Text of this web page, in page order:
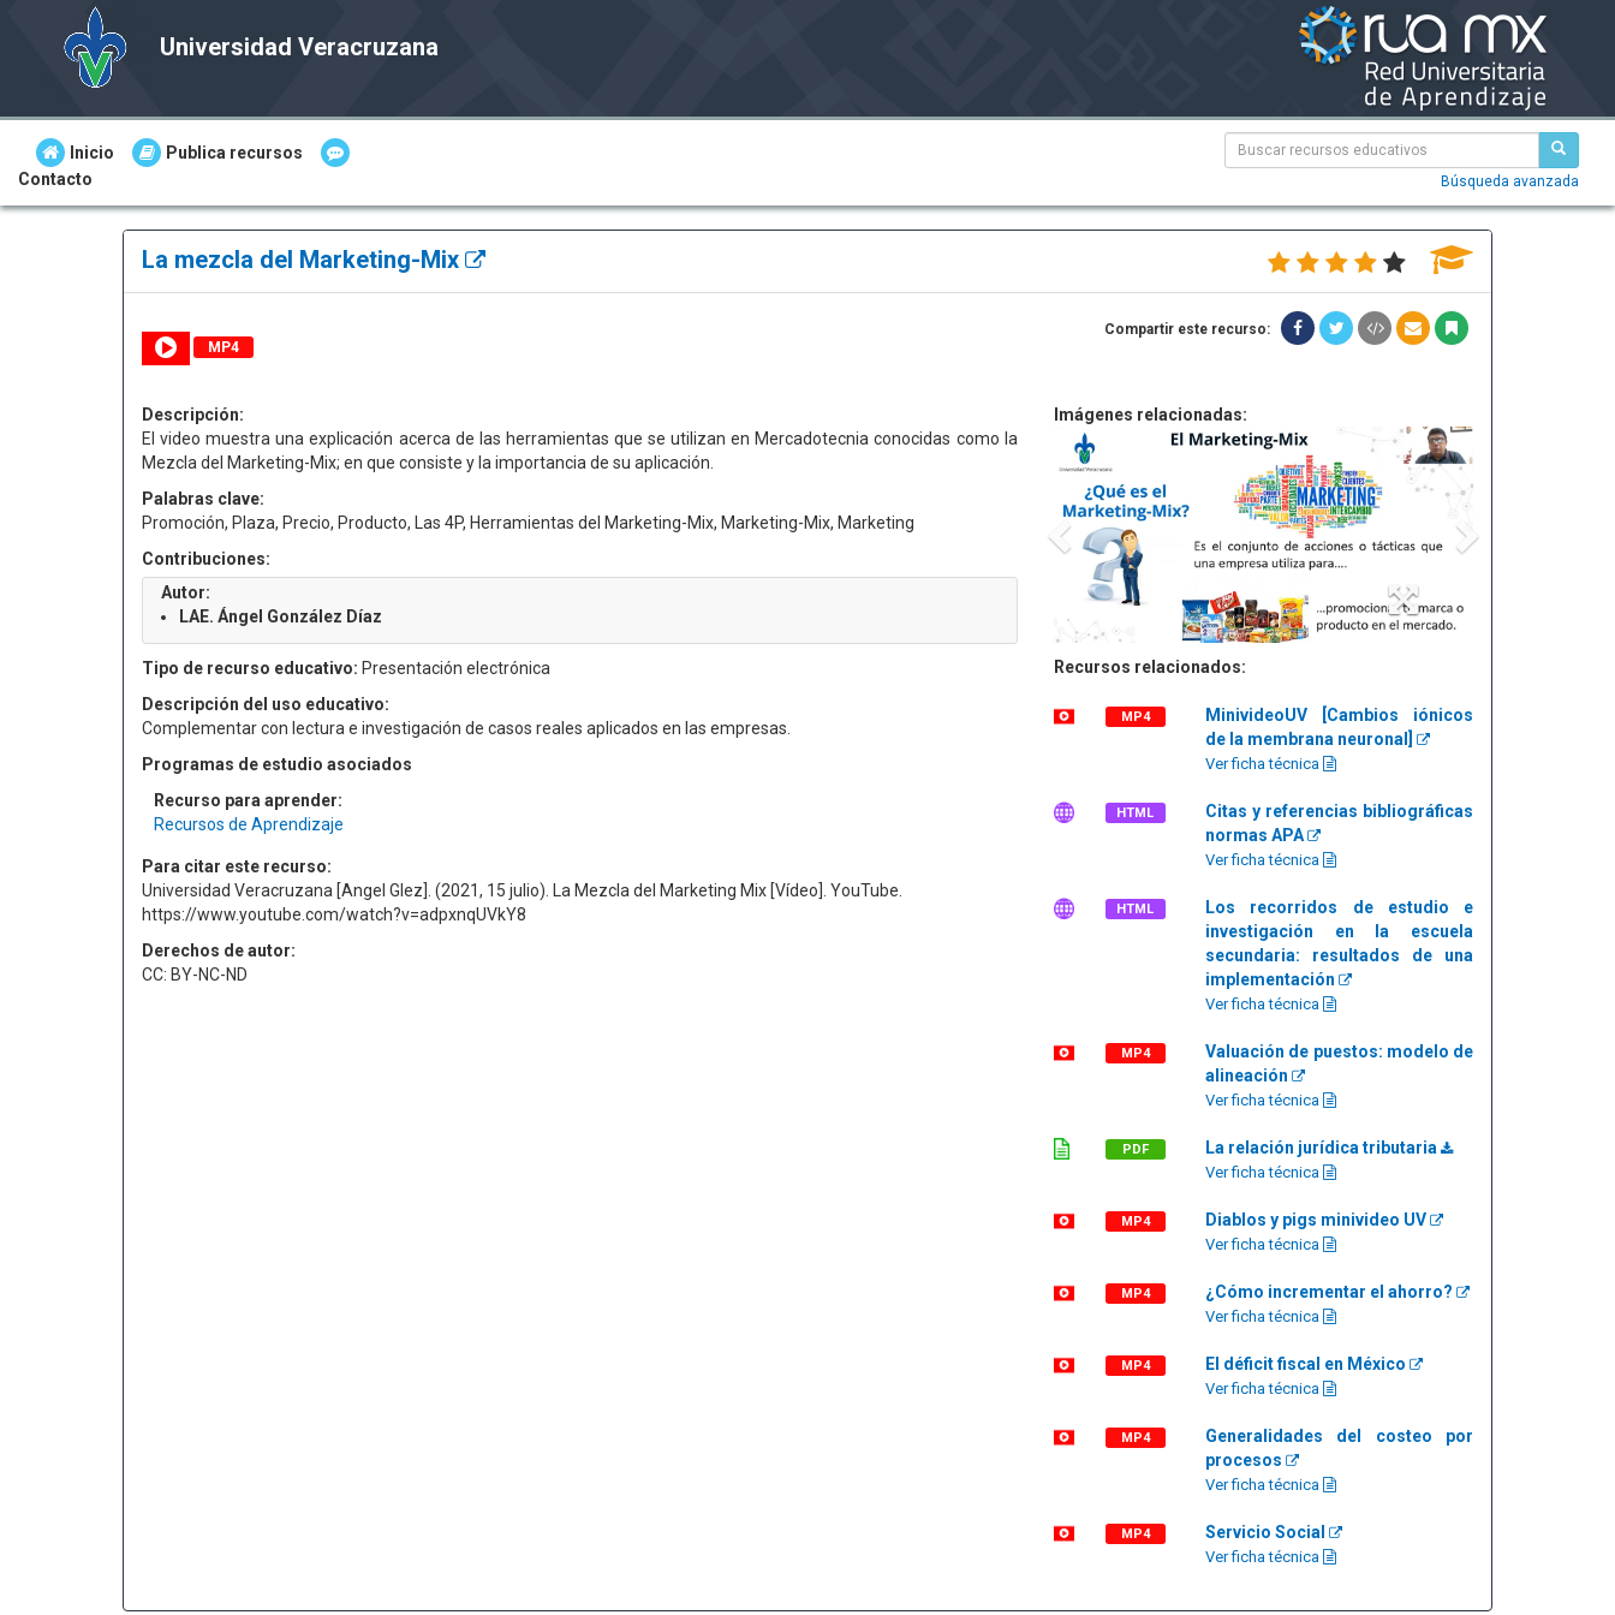
Universidad Veracruzana
Inicio
Publica recursos
Contacto
Búsqueda avanzada
La mezcla del Marketing-Mix
MP4
Compartir este recurso:
Descripción:
El video muestra una explicación acerca de las herramientas que se utilizan en Mercadotecnia conocidas como la
Mezcla del Marketing-Mix; en que consiste y la importancia de su aplicación.
Palabras clave:
Promoción, Plaza, Precio, Producto, Las 4P, Herramientas del Marketing-Mix, Marketing-Mix, Marketing
Contribuciones:
Autor:
LAE. Ángel González Díaz
Tipo de recurso educativo: Presentación electrónica
Descripción del uso educativo:
Complementar con lectura e investigación de casos reales aplicados en las empresas.
Programas de estudio asociados
Recurso para aprender:
Recursos de Aprendizaje
Para citar este recurso:
Universidad Veracruzana [Angel Glez]. (2021, 15 julio). La Mezcla del Marketing Mix [Vídeo]. YouTube.
https://www.youtube.com/watch?v=adpxnqUVkY8
Derechos de autor:
CC: BY-NC-ND
Imágenes relacionadas:
Recursos relacionados:
MP4
MinivideoUV [Cambios iónicos
de la membrana neuronal]
Ver ficha técnica
HTML
Citas y referencias bibliográficas
normas APA
Ver ficha técnica
HTML
Los recorridos de estudio e
investigación en la escuela
secundaria: resultados de una
implementación
Ver ficha técnica
MP4
Valuación de puestos: modelo de
alineación
Ver ficha técnica
PDF La relación jurídica tributaria
Ver ficha técnica
MP4 Diablos y pigs minivideo UV
Ver ficha técnica
MP4 ¿Cómo incrementar el ahorro?
Ver ficha técnica
MP4 El déficit fiscal en México
Ver ficha técnica
MP4
Generalidades del costeo por
procesos
Ver ficha técnica
MP4 Servicio Social
Ver ficha técnica